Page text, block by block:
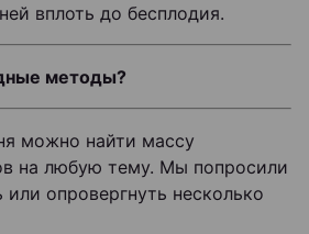
вплоть до бесплодия.
методы?
можно найти массу
на любую тему. Мы попросили
или опровергнуть несколько